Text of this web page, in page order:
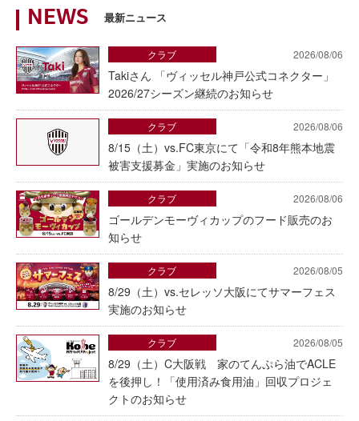
NEWS 最新ニュース
2026/08/06
Takiさん 「ヴィッセル神戸公式コネクター」
2026/27シーズン継続のお知らせ
クラブ
2026/08/06
8/15（土）vs.FC東京にて「令和8年熊本地震
被害支援募金」実施のお知らせ
クラブ
2026/08/06
ゴールデンモーヴィカップのフード販売のお
知らせ
クラブ
2026/08/05
8/29（土）vs.セレッソ大阪にてサマーフェス
実施のお知らせ
クラブ
2026/08/05
8/29（土）C大阪戦 家のてんぷら油でACLE
を後押し！「使用済み食用油」回収プロジェ
クトのお知らせ
クラブ